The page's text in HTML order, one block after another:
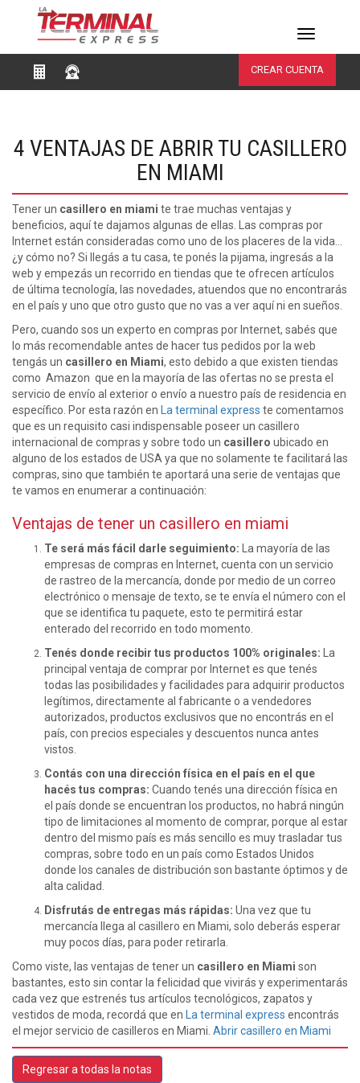
Toggle
CREAR CUENTA
4 VENTAJAS DE ABRIR TU CASILLERO
EN MIAMI
Tener un casillero en miami te trae muchas ventajas y
beneficios, aquí te dajamos algunas de ellas. Las compras por
Internet están consideradas como uno de los placeres de la vida…
¿y cómo no? Si llegás a tu casa, te ponés la pijama, ingresás a la
web y empezás un recorrido en tiendas que te ofrecen artículos
de última tecnología, las novedades, atuendos que no encontrarás
en el país y uno que otro gusto que no vas a ver aquí ni en sueños.
Pero, cuando sos un experto en compras por Internet, sabés que
lo más recomendable antes de hacer tus pedidos por la web
tengás un casillero en Miami, esto debido a que existen tiendas
como Amazon que en la mayoría de las ofertas no se presta el
servicio de envío al exterior o envío a nuestro país de residencia en
específico. Por esta razón en La terminal express te comentamos
que es un requisito casi indispensable poseer un casillero
internacional de compras y sobre todo un casillero ubicado en
alguno de los estados de USA ya que no solamente te facilitará las
compras, sino que también te aportará una serie de ventajas que
te vamos en enumerar a continuación:
Ventajas de tener un casillero en miami
Te será más fácil darle seguimiento: La mayoría de las
empresas de compras en Internet, cuenta con un servicio
de rastreo de la mercancía, donde por medio de un correo
electrónico o mensaje de texto, se te envía el número con el
que se identifica tu paquete, esto te permitirá estar
enterado del recorrido en todo momento.
Tenés donde recibir tus productos 100% originales: La
principal ventaja de comprar por Internet es que tenés
todas las posibilidades y facilidades para adquirir productos
legítimos, directamente al fabricante o a vendedores
autorizados, productos exclusivos que no encontrás en el
país, con precios especiales y descuentos nunca antes
vistos.
Contás con una dirección física en el país en el que
hacés tus compras: Cuando tenés una dirección física en
el país donde se encuentran los productos, no habrá ningún
tipo de limitaciones al momento de comprar, porque al estar
dentro del mismo país es más sencillo es muy trasladar tus
compras, sobre todo en un país como Estados Unidos
donde los canales de distribución son bastante óptimos y de
alta calidad.
Disfrutás de entregas más rápidas: Una vez que tu
mercancía llega al casillero en Miami, solo deberás esperar
muy pocos días, para poder retirarla.
Como viste, las ventajas de tener un casillero en Miami son
bastantes, esto sin contar la felicidad que vivirás y experimentarás
cada vez que estrenés tus artículos tecnológicos, zapatos y
vestidos de moda, recordá que en La terminal express encontrás
el mejor servicio de casilleros en Miami. Abrir casillero en Miami
Regresar a todas la notas